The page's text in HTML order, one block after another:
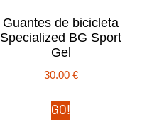
Guantes de bicicleta
Specialized BG Sport
Gel
30.00 €
GO!